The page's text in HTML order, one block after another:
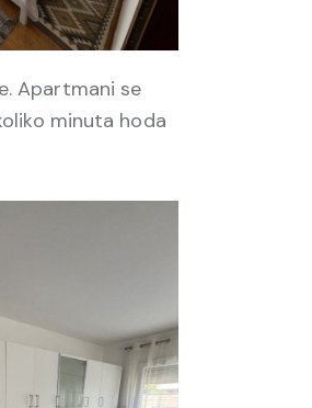
Apartmani se
minuta hoda